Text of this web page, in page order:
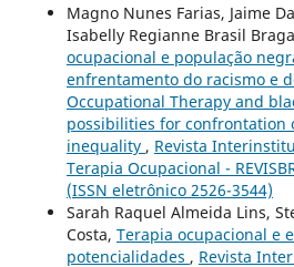
Magno Nunes Farias, Jaime
Isabelly Regianne Brasil
ocupacional e população
enfrentamento do racismo e
Occupational Therapy and
possibilities for confrontation
inequality , Revista
Terapia Ocupacional -
(ISSN eletrônico 2526-3544)
Sarah Raquel Almeida Lins,
Costa, Terapia ocupacional e
potencialidades , Revista